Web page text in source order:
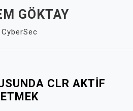
GÖKTAY
CyberSec
CLR AKTIF
ETMEK